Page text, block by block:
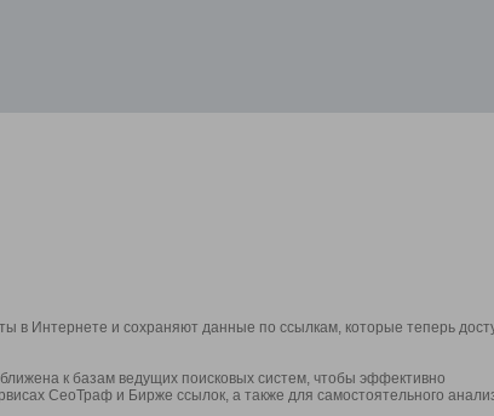
в Интернете и сохраняют данные по ссылкам, которые теперь
к базам ведущих поисковых систем, чтобы эффективно
СеоТраф и Бирже ссылок, а также для самостоятельного